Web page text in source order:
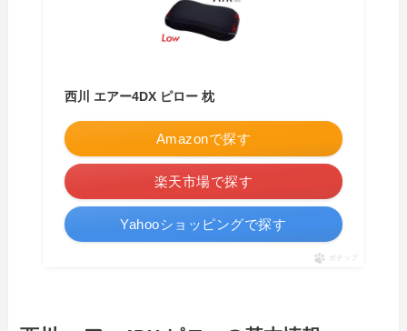
西川 エアー4DX ピロー 枕
Amazonで探す
楽天市場で探す
Yahooショッピングで探す
ポチップ